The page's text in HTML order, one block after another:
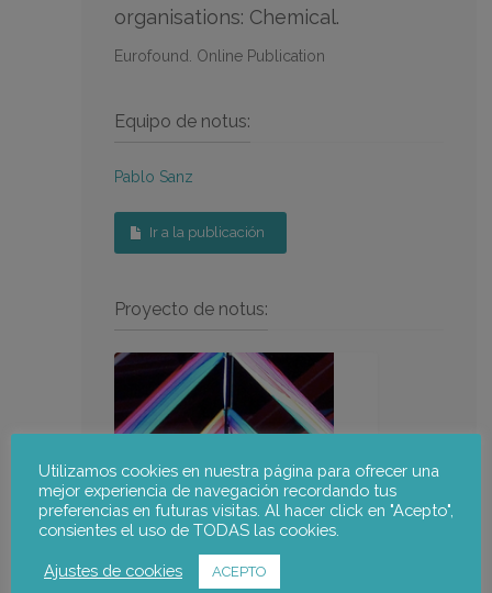
organisations: Chemical.
Eurofound. Online Publication
Equipo de notus:
Pablo Sanz
Ir a la publicación
Proyecto de notus:
Representatividad de los
interlocutores sociales en
Europa
Utilizamos cookies en nuestra página para ofrecer una
mejor experiencia de navegación recordando tus
preferencias en futuras visitas. Al hacer click en "Acepto",
consientes el uso de TODAS las cookies.
Ajustes de cookies ACEPTO